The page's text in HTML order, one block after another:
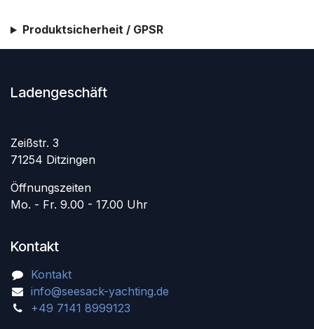
Produktsicherheit / GPSR
Ladengeschäft
Zeißstr. 3
71254 Ditzingen
Öffnungszeiten
Mo. - Fr. 9.00 - 17.00 Uhr
Kontakt
Kontakt
info@seesack-yachting.de
+49 7141 8999123